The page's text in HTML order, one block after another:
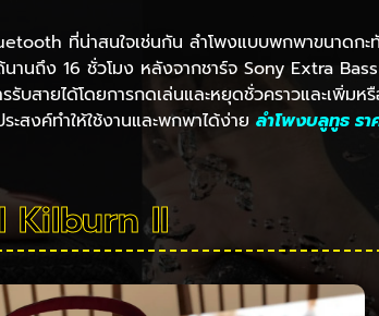
ที่น่าสนใจเช่นกัน ลำโพงแบบพกพาขนาดก
านถึง 16 ชั่วโมง หลังจากชาร์จ Sony Extra
บสายได้โดยการกดเล่นและหยุดชั่วคราวและเพิ่ม
ะสงค์ทำให้ใช้งานและพกพาได้ง่าย ลําโพงบลูทูธ รา
Kilburn II